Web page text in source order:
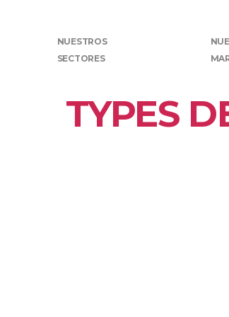
NUESTROS
SECTORES
TYPES